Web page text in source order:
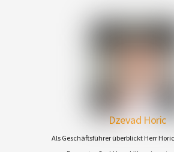
Dzevad Horic
Als Geschäftsführer überblickt Herr